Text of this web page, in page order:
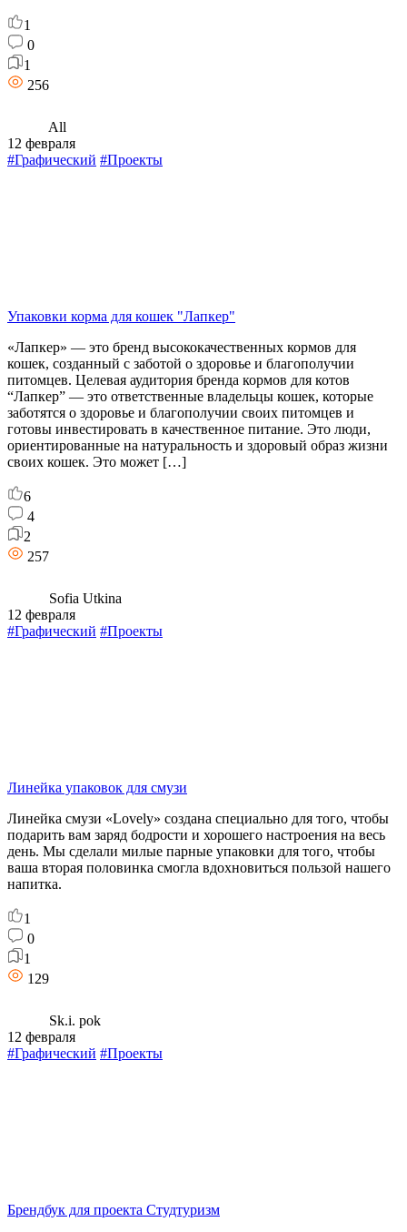
1
0
1
256
All
12 февраля
#Графический #Проекты
Упаковки корма для кошек "Лапкер"
«Лапкер» — это бренд высококачественных кормов для
кошек, созданный с заботой о здоровье и благополучии
питомцев. Целевая аудитория бренда кормов для котов
“Лапкер” — это ответственные владельцы кошек, которые
заботятся о здоровье и благополучии своих питомцев и
готовы инвестировать в качественное питание. Это люди,
ориентированные на натуральность и здоровый образ жизни
своих кошек. Это может […]
6
4
2
257
Sofia Utkina
12 февраля
#Графический #Проекты
Линейка упаковок для смузи
Линейка смузи «Lovely» создана специально для того, чтобы
подарить вам заряд бодрости и хорошего настроения на весь
день. Мы сделали милые парные упаковки для того, чтобы
ваша вторая половинка смогла вдохновиться пользой нашего
напитка.
1
0
1
129
Sk.i. pok
12 февраля
#Графический #Проекты
Брендбук для проекта Студтуризм